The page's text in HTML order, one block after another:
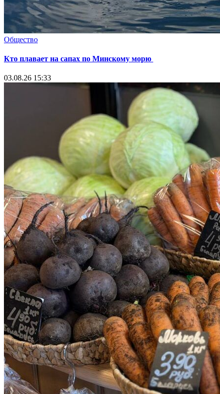
Общество
Кто плавает на сапах по Минскому морю
03.08.26 15:33